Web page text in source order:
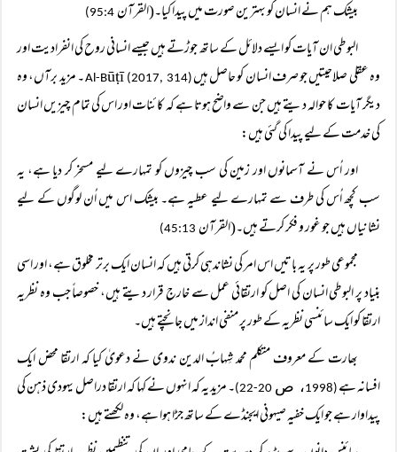
بیشک ہم نے انسان کو بہترین صورت میں پیدا کیا۔(القرآن 95:4)
البوطی ان آیات کو ایسے دلائل کے ساتھ جوڑتے ہیں جیسے انسانی روح کی انفرادیت اور
وہ عقلی صلاحیتیں جو صرف انسان کو حاصل ہیں
Al-Būṭī (2017, 314)
۔ مزید برآں، وہ
دیگر آیات کا حوالہ دیتے ہیں جن سے واضح ہوتا ہے کہ کائنات اور اس کی تمام چیزیں انسان
کی خدمت کے لیے پیدا کی گئی ہیں:
اور اُس نے آسمانوں اور زمین کی سب چیزوں کو تمہارے لیے مسخر کر دیا ہے، یہ
سب کچھ اُس کی طرف سے تمہارے لیے عطیہ ہے۔ بیشک اس میں اُن لوگوں کے لیے
نشانیاں ہیں جو غور و فکر کرتے ہیں۔(القرآن
مجموعی طور پر یہ باتیں اس امر کی نشاندہی کرتی ہیں کہ انسان ایک برتر مخلوق ہے، اور اسی
بنیاد پر البوطی انسان کی اصل کو ارتقائی عمل سے خارج قرار دیتے ہیں، خصوصاً جب وہ نظریہ
ارتقا کو ایک سائنسی نظریہ کے طور پر منفی انداز میں جانچتے ہیں۔
بھارت کے معروف متکلم محمد شِہابُ الدین ندوی نے دعویٰ کیا کہ ارتقا محض ایک
افسانہ ہے(1998 ، ص
۔ مزید یہ کہ انہوں نے کہا کہ ارتقا دراصل یہودی ذہن کی
پیداوار ہے جو ایک خفیہ صیہونی ایجنڈے کے ساتھ جڑا ہوا ہے، وہ لکھتے ہیں: